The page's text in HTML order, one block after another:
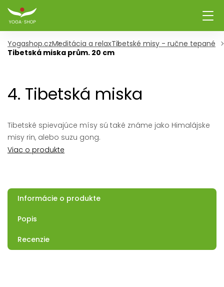
Yogashop.czMeditácia a relaxTibetské misy - ručne tepané
Tibetská miska prům. 20 cm
4. Tibetská miska
Tibetské spievajúce mísy sú také známe jako Himalájske
misy rin, alebo suzu gong.
Viac o produkte
Informácie o produkte
Popis
Recenzie